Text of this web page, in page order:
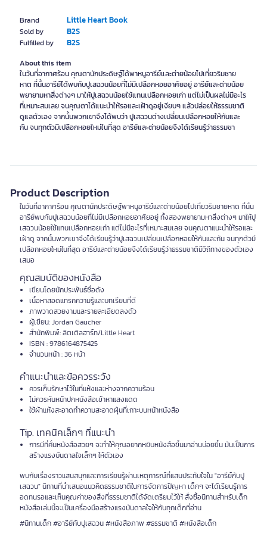
Brand Little Heart Book
Sold by B2S
Fulfilled by B2S
About this item
ในวันที่อากาศร้อน คุณตานักประดิษฐ์ได้พาหนูอารีย์และต่ายน้อยไปเที่ยวริมชาย
หาต ที่นั้นอารีย์ได้พบกับปูเสฉวนน้อยที่ไม่มีเปลือกหอยอาศัยอยู่ อารีย์และต่ายน้อย
พยายามหาสิ่งต่างๆ มาให้ปูเสฉวนน้อยใช้แทนเปลือกหอยเก่า แต่ไม่เป็นผลไม่มีอะไร
ที่เหมาะสมเลย จนคุณตาได้แนะนำให้รอและเฝ้าดูอยู่เงียบๆ แล้วปล่อยให้ธรรมชาติ
ดูแลตัวเอง จากนั้นพวกเขาจึงได้พบว่า ปูเสฉวนต่างเปลี่ยนเปลือกหอยให้กันและ
กัน จนทุกตัวมีเปลือกหอยใหม่ในที่สุด อารีย์และต่ายน้อยจึงได้เรียนรู้ว่าธรรมชา
Product Description
ในวันที่อากาศร้อน คุณตานักประดิษฐ์พาหนูอารีย์และต่ายน้อยไปเที่ยวริมชายหาด ที่นั่น
อารีย์พบกับปูเสฉวนน้อยที่ไม่มีเปลือกหอยอาศัยอยู่ ทั้งสองพยายามหาสิ่งต่างๆ มาให้ปู
เสฉวนน้อยใช้แทนเปลือกหอยเก่า แต่ไม่มีอะไรที่เหมาะสมเลย จนคุณตาแนะนำให้รอและ
เฝ้าดู จากนั้นพวกเขาจึงได้เรียนรู้ว่าปูเสฉวนเปลี่ยนเปลือกหอยให้กันและกัน จนทุกตัวมี
เปลือกหอยใหม่ในที่สุด อารีย์และต่ายน้อยจึงได้เรียนรู้ว่าธรรมชาติมีวิถีทางของตัวเอง
เสมอ
คุณสมบัติของหนังสือ
เขียนโดยนักประพันธ์ชื่อดัง
เนื้อหาสอดแทรกความรู้และบทเรียนที่ดี
ภาพวาดสวยงามและรายละเอียดลงตัว
ผู้เขียน: Jordan Gaucher
สำนักพิมพ์: ลิตเติลฮาร์ท/Little Heart
ISBN : 9786164875425
จำนวนหน้า : 36 หน้า
คำแนะนำและข้อควรระวัง
ควรเก็บรักษาไว้ในที่แห้งและห่างจากความร้อน
ไม่ควรหันหน้าปกหนังสือเข้าหาแสงแดด
ใช้ผ้าแห้งสะอาดทำความสะอาดฝุ่นที่เกาะบนหน้าหนังสือ
Tip. เทคนิคเล็กๆ ที่แนะนำ
การมีที่คั่นหนังสือสวยๆ จะทำให้คุณอยากหยิบหนังสือขึ้นมาอ่านบ่อยขึ้น มันเป็นการ
สร้างแรงบันดาลใจเล็กๆ ให้ตัวเอง
พบกับเรื่องราวแสนสนุกและการเรียนรู้ผ่านเหตุการณ์ที่แสนประทับใจใน "อารีย์กับปู
เสฉวน" นิทานที่นำเสนอแนวคิดธรรมชาติในการจัดการปัญหา เด็กๆ จะได้เรียนรู้การ
อดทนรอและเห็นคุณค่าของสิ่งที่ธรรมชาติได้จัดเตรียมไว้ให้ สั่งซื้อนิทานสำหรับเด็ก
หนังสือเล่มนี้จะเป็นเครื่องมือสร้างแรงบันดาลใจให้กับทุกเด็กที่อ่าน
#นิทานเด็ก #อารีย์กับปูเสฉวน #หนังสือภาพ #ธรรมชาติ #หนังสือเด็ก